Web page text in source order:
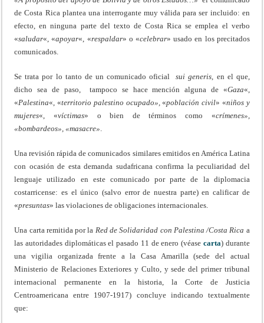
de Costa Rica plantea una interrogante muy válida para ser incluido: en
efecto, en ninguna parte del texto de Costa Rica se emplea el verbo
«saludar«, «apoyar«, «respaldar» o «celebrar» usado en los precitados
comunicados.
Se trata por lo tanto de un comunicado oficialsui generis , en el que,
dicho sea de paso, tampoco se hace mención alguna de «Gaza«,
«Palestina«, «territorio palestino ocupado», «población civil» «niños y
mujeres«, «víctimas» o bien de términos como «crímenes»,
«bombardeos», «masacre»
Una revisión rápida de comunicados similares emitidos en América Latina
con ocasión de esta demanda sudafricana confirma la peculiaridad del
lenguaje utilizado en este comunicado por parte de la diplomacia
costarricense: es el único (salvo error de nuestra parte) en calificar de
«presuntas» las violaciones de obligaciones internacionales.
Una carta remitida por la Red de Solidaridad con Palestina /Costa Rica a
las autoridades diplomáticas el pasado 11 de enero (véase carta) durante
una vigilia organizada frente a la Casa Amarilla (sede del actual
Ministerio de Relaciones Exteriores y Culto, y sede del primer tribunal
internacional permanente en la historia, la Corte de Justicia
Centroamericana entre 1907-1917) concluye indicando textualmente
que: